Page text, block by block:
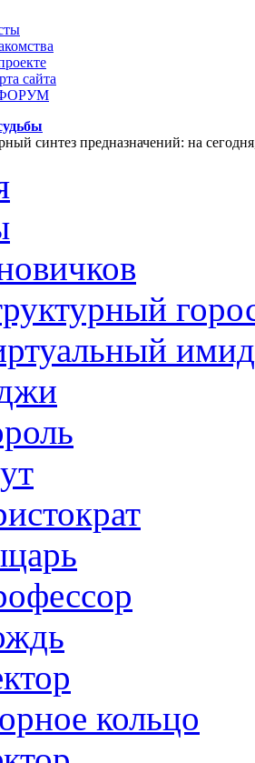
сайта
синтез предназначений: на
кольцо